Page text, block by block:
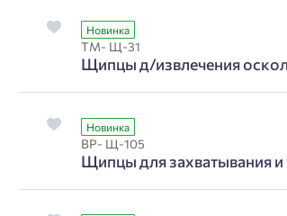
Новинка
ТМ- Щ-31
Щипцы д/извлечения
Новинка
ВР- Щ-105
Щипцы для захватывания и